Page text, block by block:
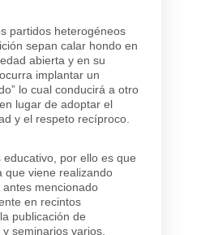
partidos heterogéneos
sepan calar hondo en
abierta y en su
implantar un
lo cual conducirá a otro
lugar de adoptar el
y el respeto recíproco.
por ello es que
que viene realizando
mencionado
en recintos
publicación de
seminarios varios.